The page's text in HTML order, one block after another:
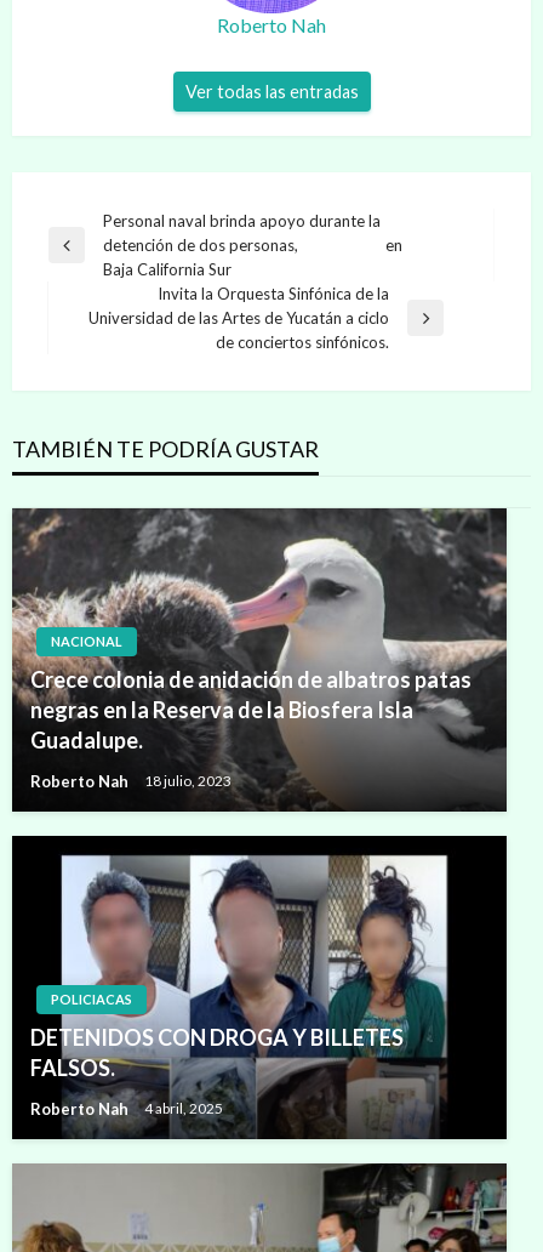
Roberto Nah
Ver todas las entradas
Navegación
de
Entrada
anterior
Personal naval brinda apoyo durante la
detención de dos personas, en
Baja California Sur
Entrada
Invita la Orquesta Sinfónica de la
Universidad de las Artes de Yucatán a ciclo
de conciertos sinfónicos.
TAMBIÉN TE PODRÍA GUSTAR
NACIONAL
Crece colonia de anidación de albatros patas
negras en la Reserva de la Biosfera Isla
Guadalupe.
Roberto Nah 18 julio, 2023
POLICIACAS
DETENIDOS CON DROGA Y BILLETES
FALSOS.
Roberto Nah 4 abril, 2025